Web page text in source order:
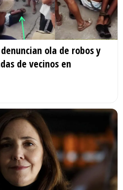
ola de robos y
de vecinos en